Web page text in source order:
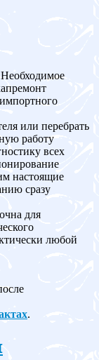
Необходимое
или перебрать
работу
всех
настоящие
сразу
для
любой
.